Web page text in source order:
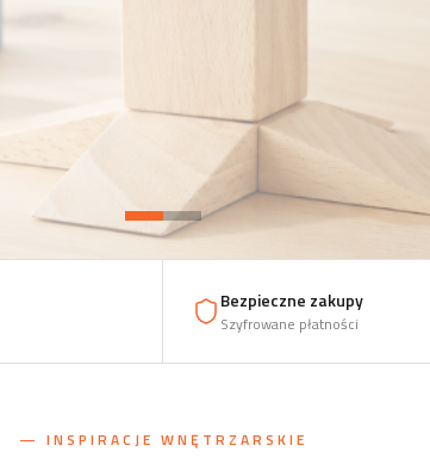
Bezpieczne zakupy
Szyfrowane płatności
— INSPIRACJE WNĘTRZARSKIE